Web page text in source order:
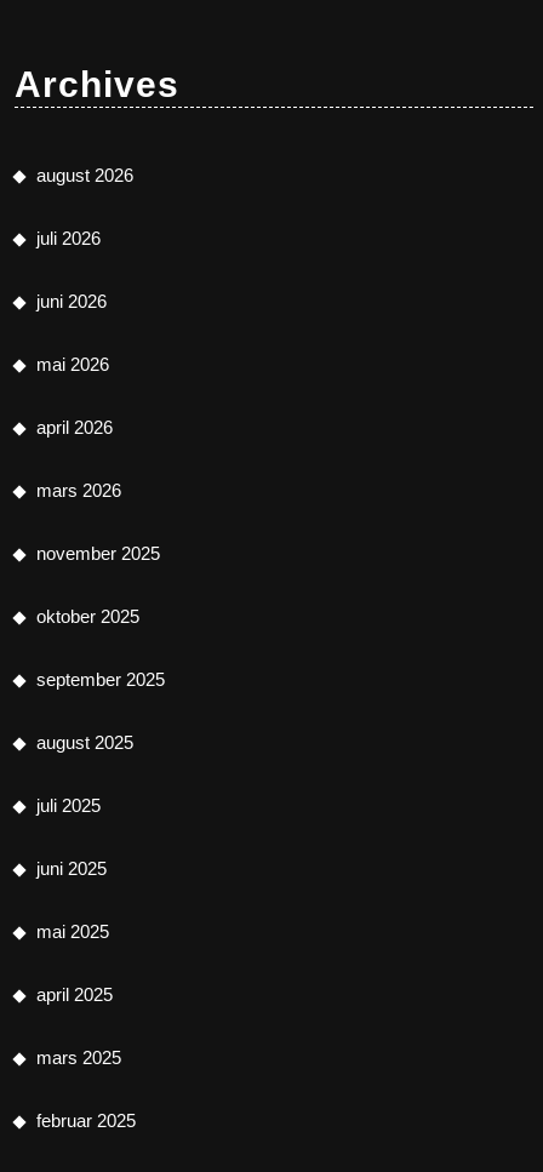
Archives
august 2026
juli 2026
juni 2026
mai 2026
april 2026
mars 2026
november 2025
oktober 2025
september 2025
august 2025
juli 2025
juni 2025
mai 2025
april 2025
mars 2025
februar 2025